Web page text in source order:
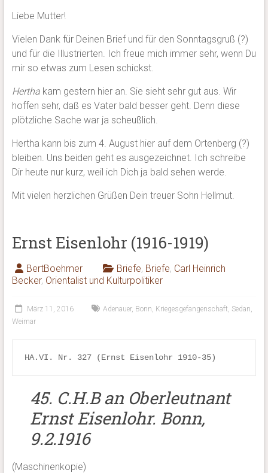
Liebe Mutter!
Vielen Dank für Deinen Brief und für den Sonntagsgruß (?)
und für die Illustrierten. Ich freue mich immer sehr, wenn Du
mir so etwas zum Lesen schickst.
Herthakam gestern hier an. Sie sieht sehr gut aus. Wir
hoffen sehr, daß es Vater bald besser geht. Denn diese
plötzliche Sache war ja scheußlich.
Hertha kann bis zum 4. August hier auf dem Ortenberg (?)
bleiben. Uns beiden geht es ausgezeichnet. Ich schreibe
Dir heute nur kurz, weil ich Dich ja bald sehen werde.
Mit vielen herzlichen Grüßen Dein treuer Sohn Hellmut.
Ernst Eisenlohr (1916-1919)
BertBoehmer Briefe, Briefe, Carl Heinrich
Becker, Orientalist und Kulturpolitiker
März 11, 2016 Adenauer, Bonn, Kriegesgefangenschaft, Sedan,
Weimar
HA.VI. Nr. 327 (Ernst Eisenlohr 1910-35)
45. C.H.B an Oberleutnant
Ernst Eisenlohr. Bonn,
9.2.1916
(Maschinenkopie)